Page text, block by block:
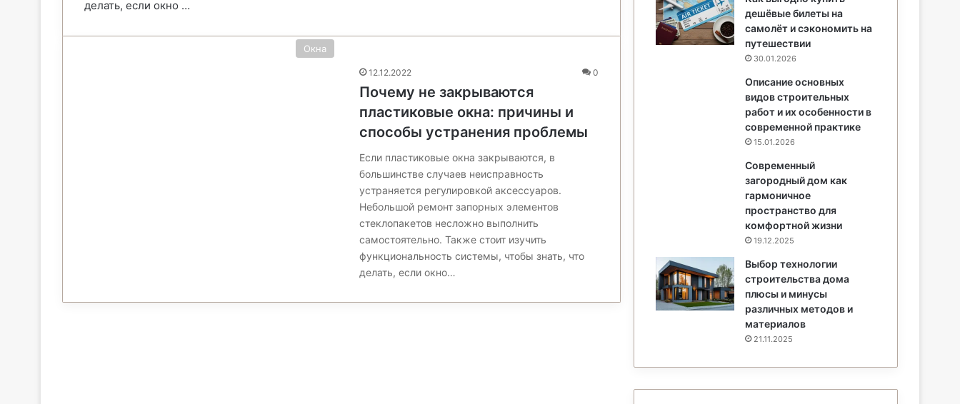
делать, если окно …
Окна
12.12.2022 0
Почему не закрываются
пластиковые окна: причины и
способы устранения проблемы
Если пластиковые окна закрываются, в
большинстве случаев неисправность
устраняется регулировкой аксессуаров.
Небольшой ремонт запорных элементов
стеклопакетов несложно выполнить
самостоятельно. Также стоит изучить
функциональность системы, чтобы знать, что
делать, если окно…
дешёвые билеты на
самолёт и сэкономить на
путешествии
30.01.2026
Описание основных
видов строительных
работ и их особенности в
современной практике
15.01.2026
Современный
загородный дом как
гармоничное
пространство для
комфортной жизни
19.12.2025
Выбор технологии
строительства дома
плюсы и минусы
различных методов и
материалов
21.11.2025